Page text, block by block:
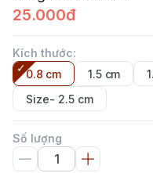
25.000đ
Kích thước:
0.8 cm
1.5 cm
Size- 2.5 cm
Số lượng